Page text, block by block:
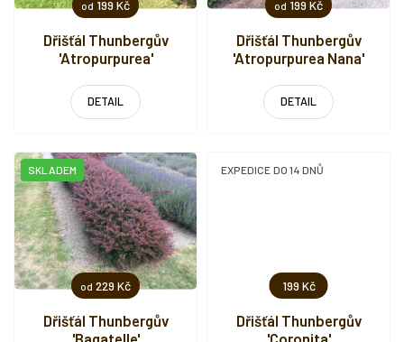
od 199 Kč
Dřišťál Thunbergův
'Atropurpurea'
DETAIL
od 199 Kč
Dřišťál Thunbergův
'Atropurpurea Nana'
DETAIL
od 229 Kč
Dřišťál Thunbergův
'Bagatelle'
SKLADEM
199 Kč
Dřišťál Thunbergův
'Coronita'
EXPEDICE DO 14 DNŮ